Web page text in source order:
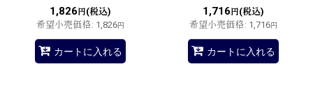
1,826 円(税込)
希望小売価格: 1,826円
カートに入れる
1,716 円(税込)
希望小売価格: 1,716円
カートに入れる